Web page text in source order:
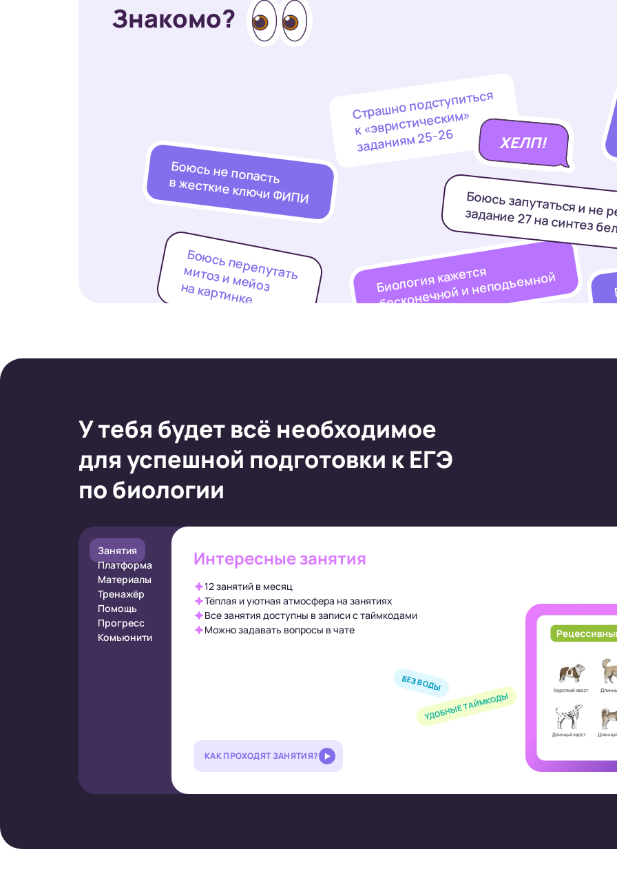
Знакомо?
Страшно подступиться
к «эвристическим»
заданиям 25-26
Боюсь запутаться и не
задание 27 на синтез
Боюсь не попасть
в жесткие ключи ФИПИ
Биология кажется
бесконечной и неподъемной
Боюсь перепутать
митоз и мейоз
на картинке
ХЕЛП!
У тебя будет всё необходимое
для успешной подготовки к ЕГЭ
по биологии
Занятия
Платформа
Материалы
Тренажёр
Помощь
Прогресс
Комьюнити
Интересные занятия
12 занятий в месяц
Тёплая и уютная атмосфера на занятиях
Все занятия доступны в записи с таймкодами
Можно задавать вопросы в чате
КАК ПРОХОДЯТ ЗАНЯТИЯ?
УДОБНЫЕ ТАЙМКОДЫ
БЕЗ ВОДЫ